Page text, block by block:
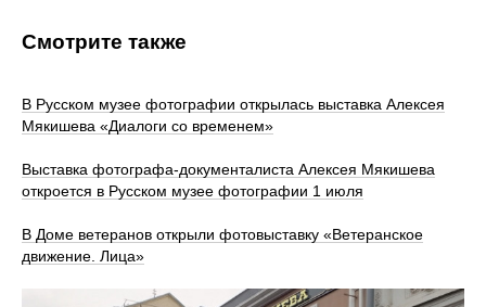
Смотрите также
В Русском музее фотографии открылась выставка Алексея
Мякишева «Диалоги со временем»
Выставка фотографа-документалиста Алексея Мякишева
откроется в Русском музее фотографии 1 июля
В Доме ветеранов открыли фотовыставку «Ветеранское
движение. Лица»